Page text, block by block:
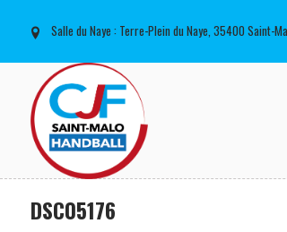
Salle du Naye : Terre-Plein du Naye, 35400 Saint-
DSC05176